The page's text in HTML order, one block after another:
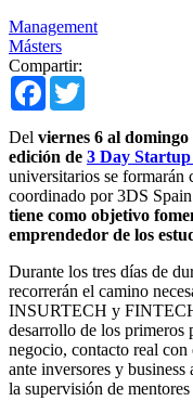
Management
Másters
Compartir:
Facebook
Del viernes 6 al
edición de 3 Day
universitarios se formarán
coordinado por 3DS
tiene como objetivo
emprendedor de los
Durante los tres días de
recorrerán el camino
INSURTECH y
desarrollo de los primeros
negocio, contacto real
ante inversores y
la supervisión de